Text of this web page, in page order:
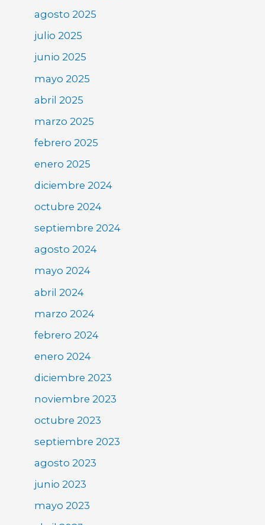
agosto 2025
julio 2025
junio 2025
mayo 2025
abril 2025
marzo 2025
febrero 2025
enero 2025
diciembre 2024
octubre 2024
septiembre 2024
agosto 2024
mayo 2024
abril 2024
marzo 2024
febrero 2024
enero 2024
diciembre 2023
noviembre 2023
octubre 2023
septiembre 2023
agosto 2023
junio 2023
mayo 2023